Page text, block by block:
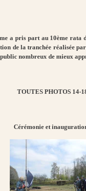
a pris part au 10ème
de la tranchée réalisée
nombreux de mieux
TOUTES PHOTOS 14-
Cérémonie et